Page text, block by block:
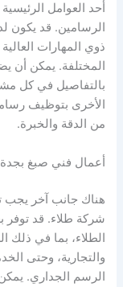
أحد العوامل
الرسامين. قد يكون
ذوي المهارات
المختلفة. يمكن أن
بالتفاصيل في كل
الأخرى بتوظيف
من الدقة والخبرة.
أعمال فني صبغ بجدة
هناك جانب آخر يجب
شركة طلاء. قد
الطلاء، بما في ذلك
والتجارية، وحتى
الرسم الجداري.